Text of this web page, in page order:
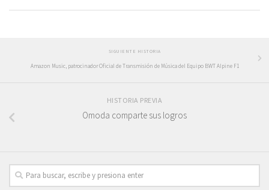
SIGUIENTE HISTORIA
Amazon Music, patrocinador Oficial de Transmisión de Música del Equipo BWT Alpine F1
HISTORIA PREVIA
Omoda comparte sus logros